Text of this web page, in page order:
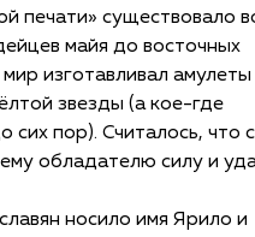
печати» существовало
майя до восточных
изготавливал амулеты
звезды (а кое-где
сих пор). Считалось, что
обладателю силу и
носило имя Ярило и